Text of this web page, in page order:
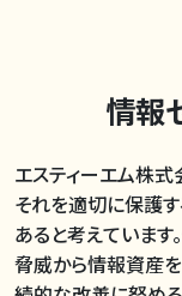
情報
エスティーエム株式
それを適切に保護
あると考えています
脅威から情報資産